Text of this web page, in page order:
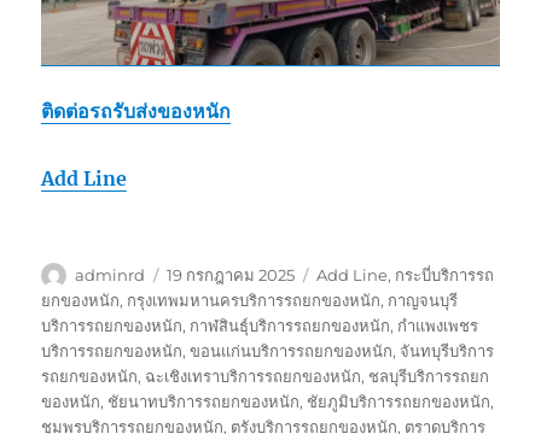
ติดต่อรถรับส่งของหนัก
Add Line
ผู้
เขียน
adminrd
เขียน
เมื่อ
19 กรกฎาคม 2025
ป้าย
กำกับ
Add Line, กระบี่บริการรถ
ยกของหนัก, กรุงเทพมหานครบริการรถยกของหนัก, กาญจนบุรี
บริการรถยกของหนัก, กาฬสินธุ์บริการรถยกของหนัก, กำแพงเพชร
บริการรถยกของหนัก,ขอนแก่นบริการรถยกของหนัก, จันทบุรีบริการ
รถยกของหนัก, ฉะเชิงเทราบริการรถยกของหนัก, ชลบุรีบริการรถยก
ของหนัก, ชัยนาทบริการรถยกของหนัก, ชัยภูมิบริการรถยกของหนัก,
ชุมพรบริการรถยกของหนัก, ตรังบริการรถยกของหนัก, ตราดบริการ